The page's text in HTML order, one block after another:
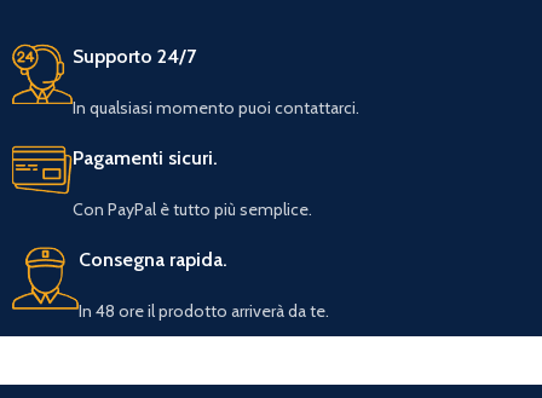
Supporto 24/7
In qualsiasi momento puoi contattarci.
Pagamenti sicuri.
Con PayPal è tutto più semplice.
Consegna rapida.
In 48 ore il prodotto arriverà da te.